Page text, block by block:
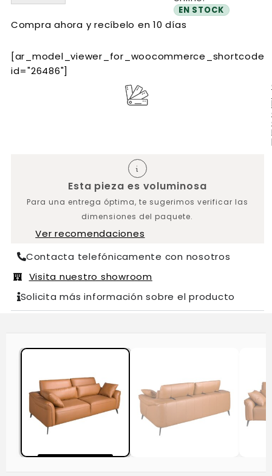
EN STOCK
Compra ahora y recíbelo en 10 días
[ar_model_viewer_for_woocommerce_shortcode
id="26486"]
Esta pieza es voluminosa
Para una entrega óptima, te sugerimos verificar las
dimensiones del paquete.
Ver recomendaciones
Contacta telefónicamente con nosotros
Visita nuestro showroom
Solicita más información sobre el producto